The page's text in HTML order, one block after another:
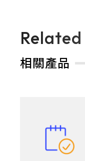
相關產品